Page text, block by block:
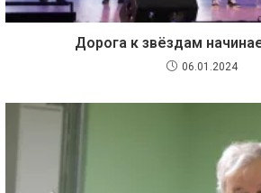
Дорога к звёздам
06.01.2024